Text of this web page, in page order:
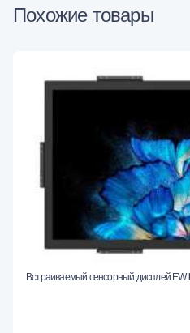
Похожие товары
Встраиваемый сенсорный дисплей